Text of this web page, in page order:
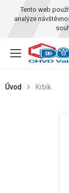
Tento web
analýze
Úvod Krbík